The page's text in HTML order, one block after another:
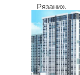
Рязани».